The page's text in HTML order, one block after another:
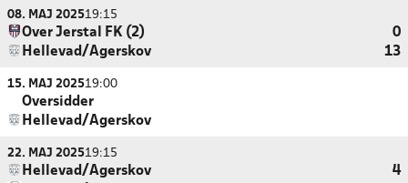
08. MAJ 202519:15
Over Jerstal FK (2)
0
Hellevad/Agerskov
13
15. MAJ 202519:00
Oversidder
Hellevad/Agerskov
22. MAJ 202519:15
Hellevad/Agerskov
4